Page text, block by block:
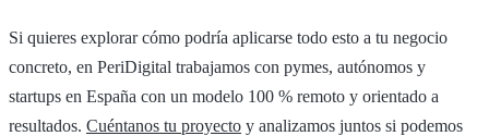
Si quieres explorar cómo podría aplicarse todo esto a tu negocio
concreto, en PeriDigital trabajamos con pymes, autónomos y
startups en España con un modelo 100 % remoto y orientado a
resultados. Cuéntanos tu proyecto y analizamos juntos si podemos